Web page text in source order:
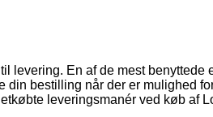
levering. En af de mest benyttede
din bestilling når der er mulighed
leveringsmanér ved køb af